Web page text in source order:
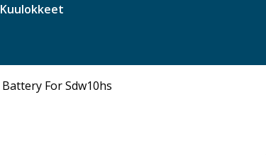
Kuulokkeet